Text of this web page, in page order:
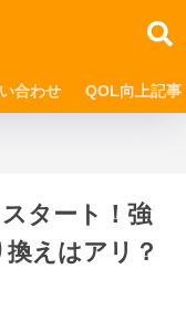
合わせ QOL向上記事
タート！強
えはアリ？